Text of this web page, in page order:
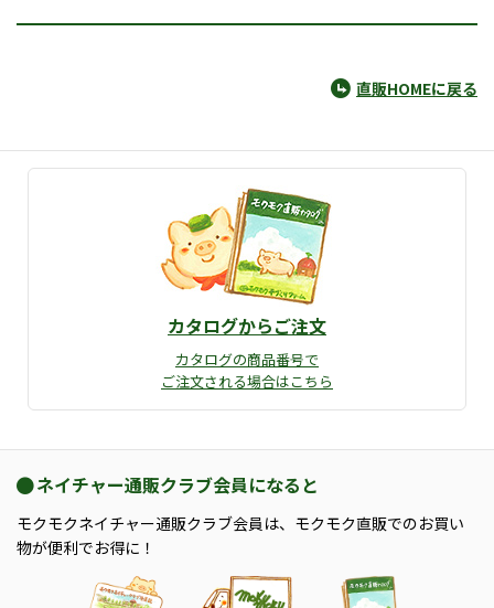
直販HOMEに戻る
カタログからご注文
カタログの商品番号で
ご注文される場合はこちら
ネイチャー通販クラブ会員になると
モクモクネイチャー通販クラブ会員は、モクモク直販でのお買い
物が便利でお得に！